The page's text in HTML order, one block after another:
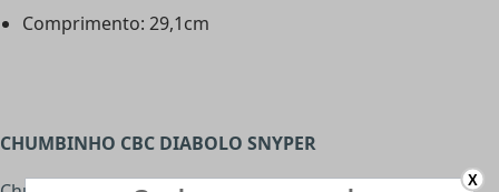
Comprimento: 29,1cm
CHUMBINHO CBC DIABOLO SNYPER
X